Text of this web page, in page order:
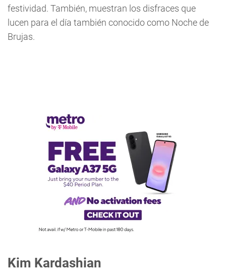
festividad. También, muestran los disfraces que
lucen para el día también conocido como Noche de
Brujas.
Kim Kardashian